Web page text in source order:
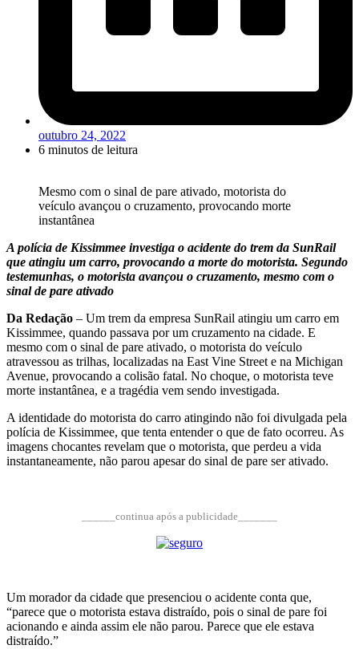
outubro 24, 2022
6 minutos de leitura
Mesmo com o sinal de pare ativado, motorista do
veículo avançou o cruzamento, provocando morte
instantânea
A polícia de Kissimmee investiga o acidente do trem da SunRail
que atingiu um carro, provocando a morte do motorista. Segundo
testemunhas, o motorista avançou o cruzamento, mesmo com o
sinal de pare ativado
Da Redação – Um trem da empresa SunRail atingiu um carro em
Kissimmee, quando passava por um cruzamento na cidade. E
mesmo com o sinal de pare ativado, o motorista do veículo
atravessou as trilhas, localizadas na East Vine Street e na Michigan
Avenue, provocando a colisão fatal. No choque, o motorista teve
morte instantânea, e a tragédia vem sendo investigada.
A identidade do motorista do carro atingindo não foi divulgada pela
polícia de Kissimmee, que tenta entender o que de fato ocorreu. As
imagens chocantes revelam que o motorista, que perdeu a vida
instantaneamente, não parou apesar do sinal de pare ser ativado.
______continua após a publicidade_______
Um morador da cidade que presenciou o acidente conta que,
“parece que o motorista estava distraído, pois o sinal de pare foi
acionando e ainda assim ele não parou. Parece que ele estava
distraído.”